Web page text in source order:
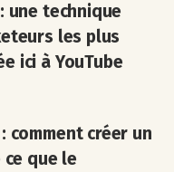
une technique
les plus
ici à YouTube
comment créer un
que le